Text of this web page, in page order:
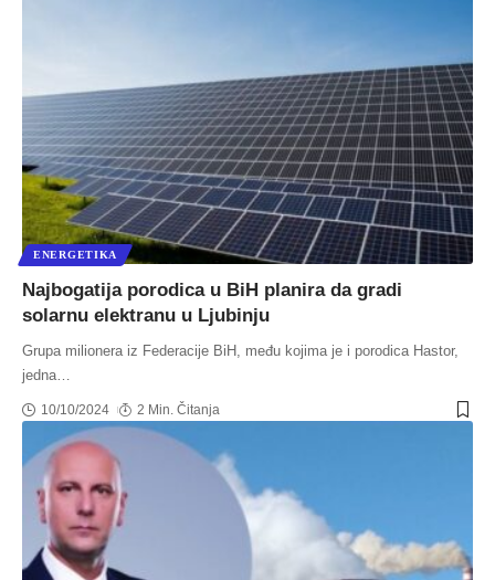
ENERGETIKA
Najbogatija porodica u BiH planira da gradi
solarnu elektranu u Ljubinju
Grupa milionera iz Federacije BiH, među kojima je i porodica Hastor,
jedna
10/10/2024 2 Min. Čitanja